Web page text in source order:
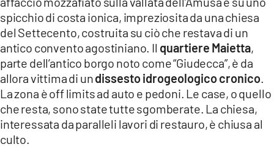
spicchio di costa ionica, impreziosita da una chiesa
del Settecento, costruita su ciò che restava di un
antico convento agostiniano. Il quartiere Maietta,
parte dell’antico borgo noto come “Giudecca”, è da
allora vittima di undissesto idrogeologico cronico.
La zona è off limits ad auto e pedoni. Le case, o quello
che resta, sono state tutte sgomberate. La chiesa,
interessata da paralleli lavori di restauro, è chiusa al
culto.